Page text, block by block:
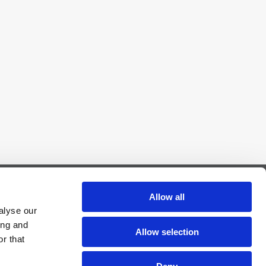
our
and
that
Allow all
Allow selection